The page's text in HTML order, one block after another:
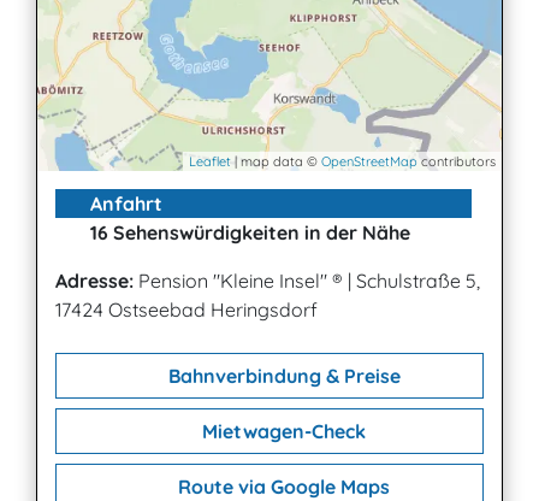
Leaflet | map data © OpenStreetMap contributors
Anfahrt
16 Sehenswürdigkeiten in der Nähe
Adresse: Pension "Kleine Insel" ® | Schulstraße 5,
17424 Ostseebad Heringsdorf
Bahnverbindung & Preise
Mietwagen-Check
Route via Google Maps